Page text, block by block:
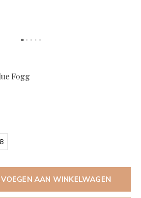
Fogg
AAN WINKELWAGEN